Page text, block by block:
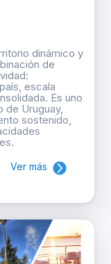
dinámico y
de
escala
Es uno
de Uruguay,
sostenido,
Ver más